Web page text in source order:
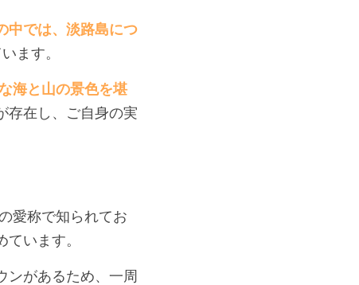
中では、淡路島につ
ます。
海と山の景色を堪
存在し、ご自身の実
愛称で知られてお
います。
ンがあるため、一周